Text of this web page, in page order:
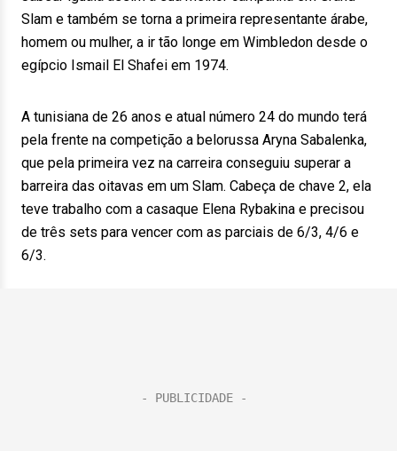
Slam e também se torna a primeira representante árabe,
homem ou mulher, a ir tão longe em Wimbledon desde o
egípcio Ismail El Shafei em 1974.
A tunisiana de 26 anos e atual número 24 do mundo terá
pela frente na competição a belorussa Aryna Sabalenka,
que pela primeira vez na carreira conseguiu superar a
barreira das oitavas em um Slam. Cabeça de chave 2, ela
teve trabalho com a casaque Elena Rybakina e precisou
de três sets para vencer com as parciais de 6/3, 4/6 e
6/3.